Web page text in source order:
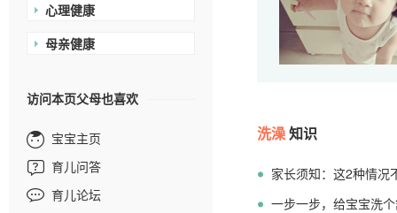
心理健康
母亲健康
访问本页父母也喜欢
宝宝主页
育儿问答
育儿论坛
洗澡知识
家长须知：这2种情况
一步一步，给宝宝洗